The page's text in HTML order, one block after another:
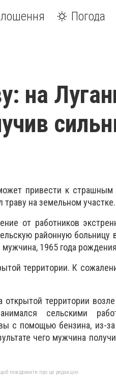
Погода
на
привести к страшным
на земельном участке.
от работников
районную больницу
1965 года
территории. К
территории
сельскими
с помощью бензина, из-за
чего мужчина
повідомити про це редакцію